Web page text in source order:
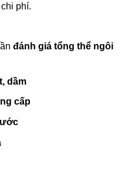
phí.
đánh giá tổng thể ngôi
dầm
cấp